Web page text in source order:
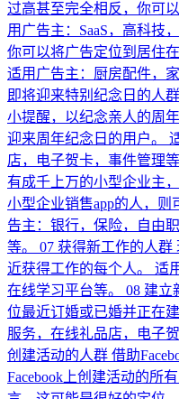
过高甚至完全相反，你可
用广告主：SaaS，高科技
你可以将广告定位到居住
适用广告主：厨房配件，
即将迎来特别纪念日的人
小提醒，以纪念亲人的周
迎来周年纪念日的用户。
店，电子贺卡，事件管理
有成千上万的小型企业主
小型企业销售app的人，
告主：银行，保险，自由
等。 07 获得新工作的人群
近获得工作的每个人。 适
在线学习平台等。 08 建
位最近订婚或已婚并正在
服务，在线礼品店，电子
创建活动的人群 借助
Facebook上创建活动的所